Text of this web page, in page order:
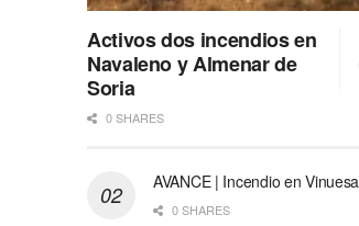
Activos dos incendios en
Navaleno y Almenar de
Soria
0 SHARES
AVANCE | Incendio en Vinuesa
0 SHARES